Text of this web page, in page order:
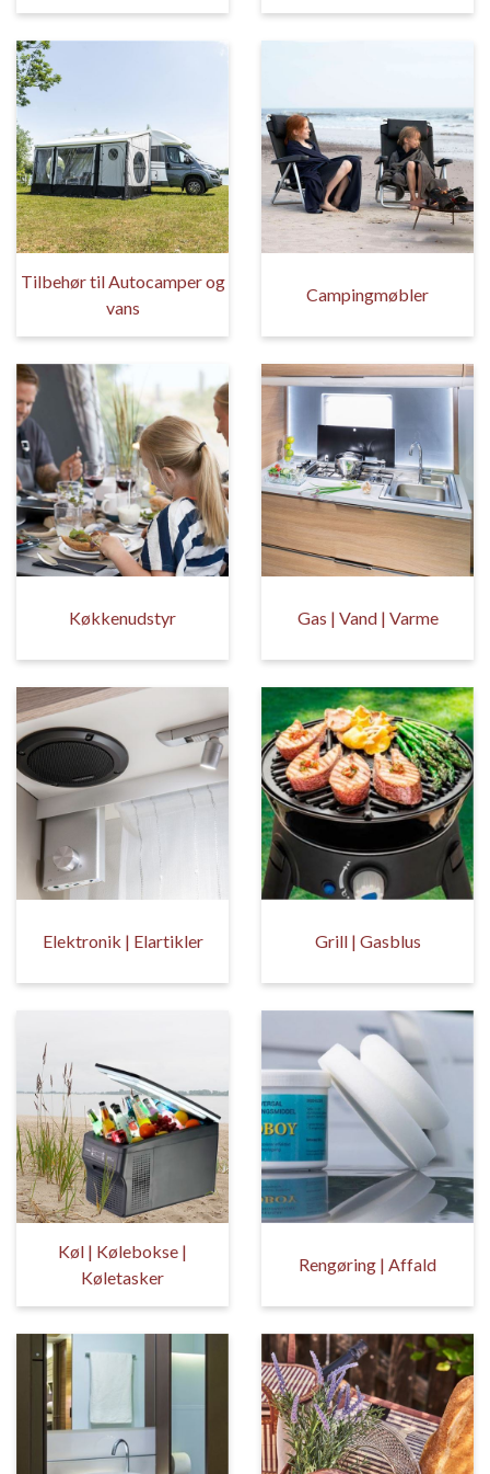
Tilbehør til Autocamper og
vans
Campingmøbler
Køkkenudstyr Gas | Vand | Varme
Elektronik | Elartikler Grill | Gasblus
Køl | Kølebokse |
Køletasker
Rengøring | Affald